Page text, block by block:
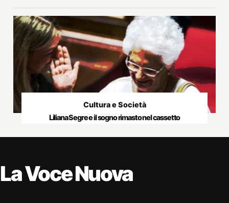
Cultura e Società
Liliana Segre e il sogno rimasto nel cassetto
La Voce Nuova